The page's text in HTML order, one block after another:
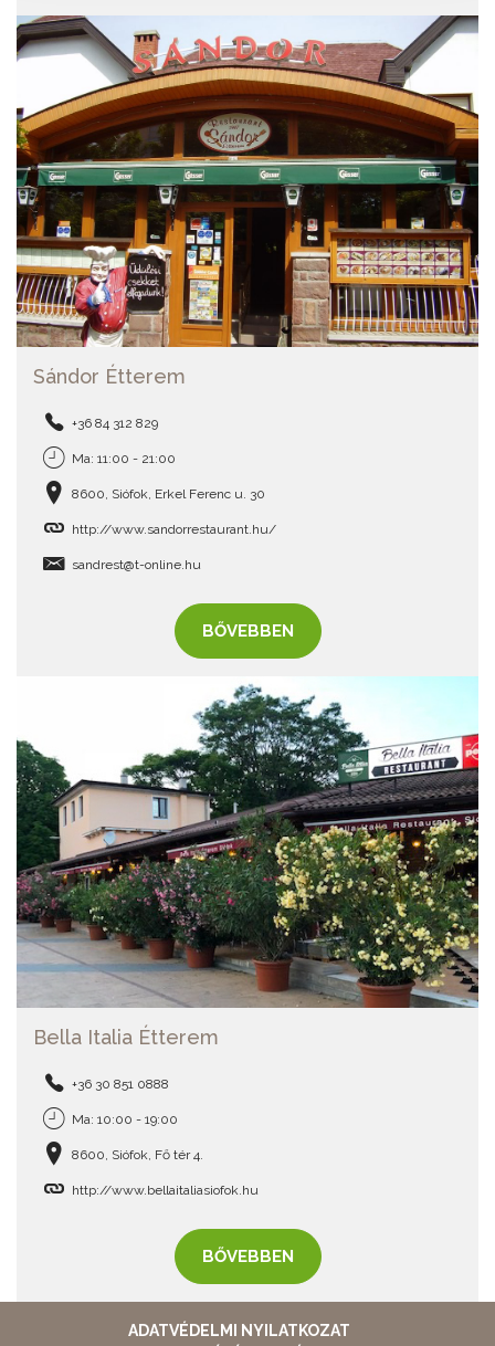
Sándor Étterem
+36 84 312 829
Ma: 11:00 - 21:00
8600, Siófok, Erkel Ferenc u. 30
http://www.sandorrestaurant.hu/
sandrest@t-online.hu
BŐVEBBEN
Bella Italia Étterem
+36 30 851 0888
Ma: 10:00 - 19:00
8600, Siófok, Fő tér 4.
http://www.bellaitaliasiofok.hu
BŐVEBBEN
ADATVÉDELMI NYILATKOZAT